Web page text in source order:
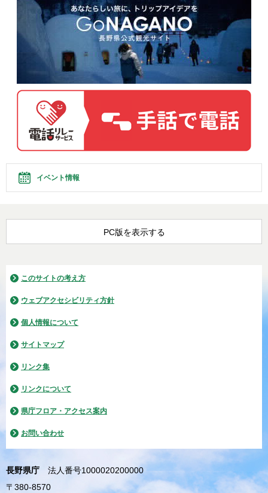
イベント情報
PC版を表示する
このサイトの考え方
ウェブアクセシビリティ方針
個人情報について
サイトマップ
リンク集
リンクについて
県庁フロア・アクセス案内
お問い合わせ
長野県庁
法人番号1000020200000
〒380-8570